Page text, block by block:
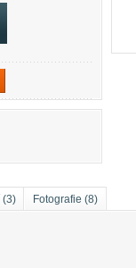
(3) Fotografie (8)